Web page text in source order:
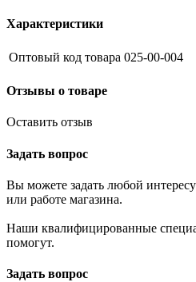
Характеристики
Оптовый код товара 025-00-004
Отзывы о товаре
Оставить отзыв
Задать вопрос
Вы можете задать любой
или работе магазина.
Наши квалифицированные
помогут.
Задать вопрос